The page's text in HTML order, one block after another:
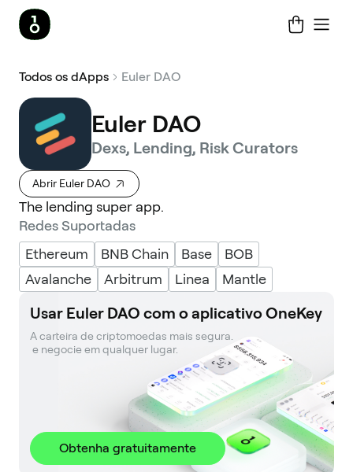
Todos os dApps Euler DAO
Euler DAO
Dexs, Lending, Risk Curators
Abrir Euler DAO
The lending super app.
Redes Suportadas
Ethereum
BNB Chain Base
BOB
Avalanche
Arbitrum Linea Mantle
Usar Euler DAO com o aplicativo OneKey
A carteira de criptomoedas mais segura.
e negocie em qualquer lugar.
Obtenha gratuitamente